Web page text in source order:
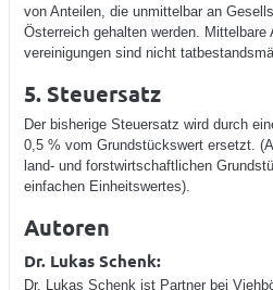
von Anteilen, die unmittelbar an
Österreich gehalten werden. Mittelbare
vereinigungen sind nicht
5. Steuersatz
Der bisherige Steuersatz wird durch
0,5 % vom Grundstückswert ersetzt.
land- und forstwirtschaftlichen
einfachen Einheitswertes).
Autoren
Dr. Lukas Schenk:
Dr. Lukas Schenk ist Partner bei